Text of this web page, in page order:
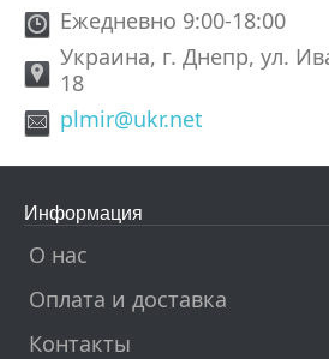
Ежедневно 9:00-18:00
Украина, г. Днепр, ул.
18
plmir@ukr.net
Информация
О нас
Оплата и доставка
Контакты